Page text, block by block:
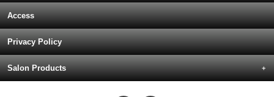
Access
Privacy Policy
Salon Products